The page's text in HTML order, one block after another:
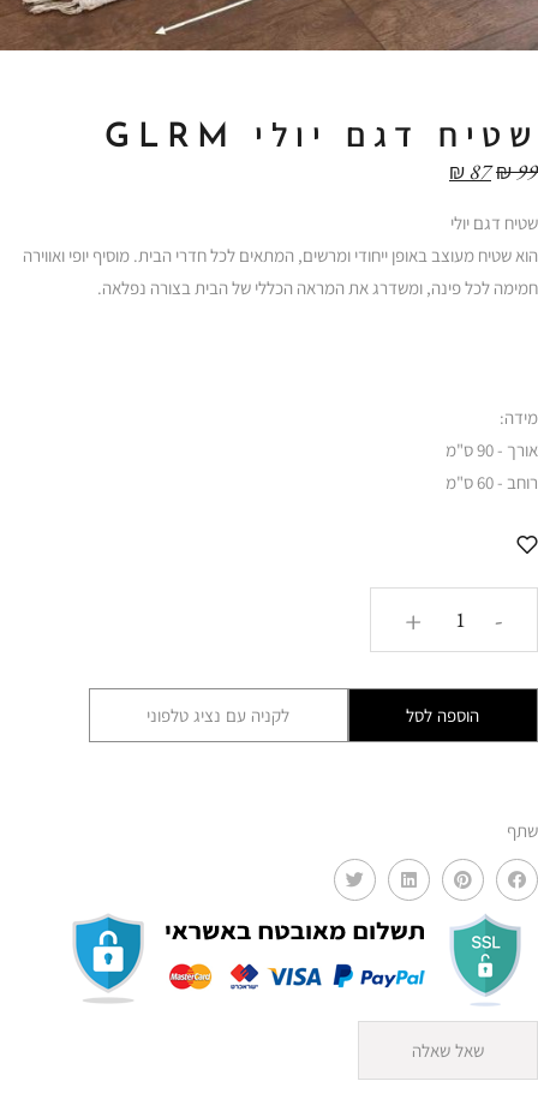
שטיח דגם יולי GLRM
₪99
₪87
שטיח דגם יולי
הוא שטיח מעוצב באופן ייחודי ומרשים, המתאים לכל חדרי הבית. מוסיף יופי ואווירה
חמימה לכל פינה, ומשדרג את המראה הכללי של הבית בצורה נפלאה.
מידה:
אורך - 90 ס"מ
רוחב - 60 ס"מ
-
+
הוספה לסל לקניה עם נציג טלפוני
שתף
שאל שאלה